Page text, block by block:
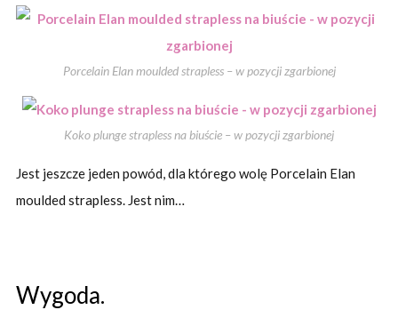
Porcelain Elan moulded strapless – w pozycji zgarbionej
Koko plunge strapless na biuście – w pozycji zgarbionej
Jest jeszcze jeden powód, dla którego wolę Porcelain Elan
moulded strapless. Jest nim…
Wygoda.